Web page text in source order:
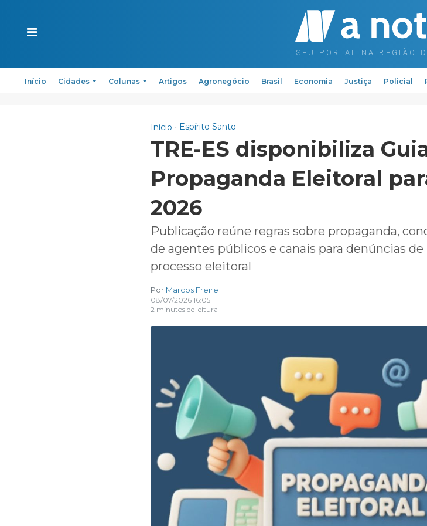
Início Cidades Colunas Artigos Agronegócio Brasil Economia Justiça Policial
Início Espírito Santo
TRE-ES disponibiliza
Propaganda Eleitoral
2026
Publicação reúne regras sobre propaganda,
de agentes públicos e canais para denúncias
processo eleitoral
Por Marcos Freire
08/07/2026 16:05
2 minutos de leitura